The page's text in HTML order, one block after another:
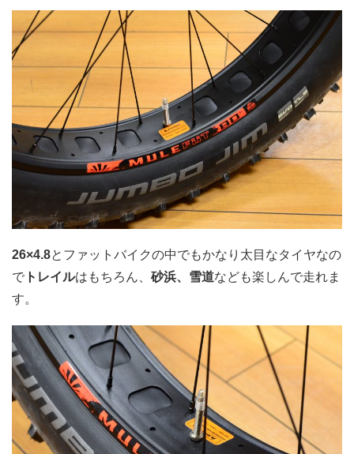
26×4.8とファットバイクの中でもかなり太目なタイヤなの
で トレイルはもちろん、 砂浜、雪道なども楽しんで走れま
す。